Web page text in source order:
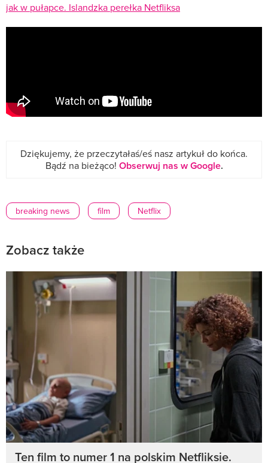
jak w pułapce. Islandzka perełka Netfliksa
Dziękujemy, że przeczytałaś/eś nasz artykuł do końca.
Bądź na bieżąco! Obserwuj nas w Google.
breaking news film Netflix
Zobacz także
Ten film to numer 1 na polskim Netfliksie.